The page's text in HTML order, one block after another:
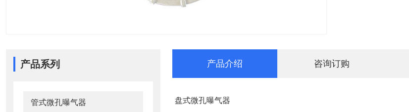
产品系列
管式微孔曝气器
产品介绍 咨询订购
盘式微孔曝气器